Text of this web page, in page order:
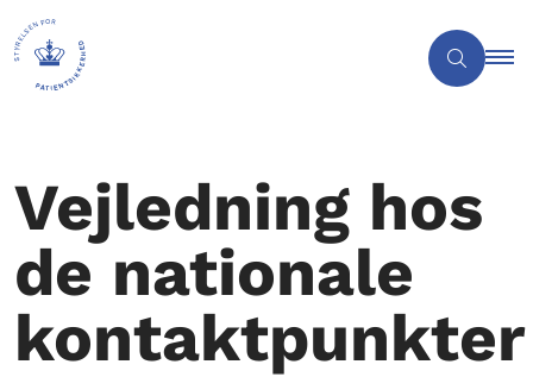
Vejledning hos
de nationale
kontaktpunkter